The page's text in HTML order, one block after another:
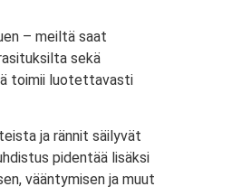
– meiltä saat
sekä
toimii luotettavasti
ja rännit säilyvät
pidentää lisäksi
vääntymisen ja muut